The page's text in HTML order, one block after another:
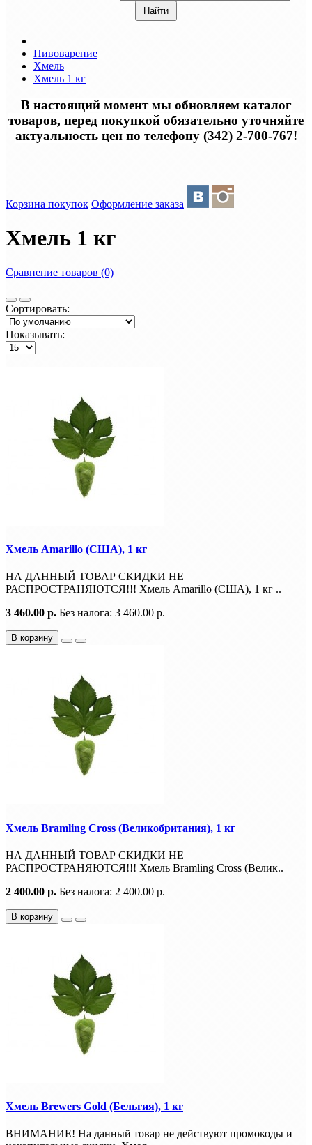
Пивоварение
Хмель
Хмель 1 кг
В настоящий момент мы обновляем каталог
товаров, перед покупкой обязательно уточняйте
актуальность цен по телефону (342) 2-700-767!
Корзина покупок Оформление заказа
Хмель 1 кг
Сравнение товаров (0)
Сортировать:
Показывать:
Хмель Amarillo (США), 1 кг
НА ДАННЫЙ ТОВАР СКИДКИ НЕ
РАСПРОСТРАНЯЮТСЯ!!! Хмель Amarillo (США), 1 кг ..
3 460.00 р. Без налога: 3 460.00 р.
В корзину
Хмель Bramling Cross (Великобритания), 1 кг
НА ДАННЫЙ ТОВАР СКИДКИ НЕ
РАСПРОСТРАНЯЮТСЯ!!! Хмель Bramling Cross (Велик..
2 400.00 р. Без налога: 2 400.00 р.
В корзину
Хмель Brewers Gold (Бельгия), 1 кг
ВНИМАНИЕ! На данный товар не действуют промокоды и